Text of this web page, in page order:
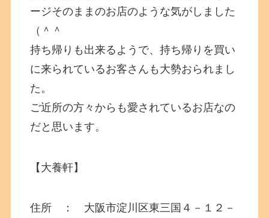
ージそのままのお店のような気がしました
（＾＾
持ち帰りも出来るようで、持ち帰りを買い
に来られているお客さんも大勢おられまし
た。
ご近所の方々からも愛されているお店なの
だと思います。
【大養軒】
住所 ： 大阪市淀川区東三国４－１２－